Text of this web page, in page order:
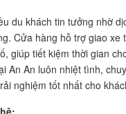
du khách tin tưởng nhờ
Cửa hàng hỗ trợ giao xe
giúp tiết kiệm thời gian
An An luôn nhiệt tình,
nghiệm tốt nhất cho